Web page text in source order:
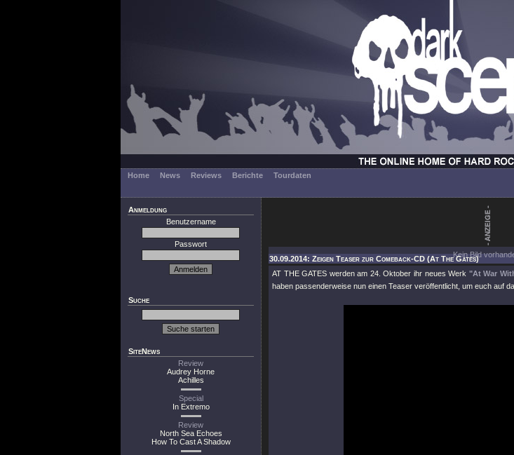
Home News Reviews Berichte
Tourdaten
Anmeldung
Benutzername
Passwort
Suche
SiteNews
Review
Audrey Horne
Achilles
Special
In Extremo
Review
North Sea Echoes
How To Cast A Shadow
Kein Bild
30.09.2014: Zeigen Teaser zur Comeback-CD (At The Gates)
AT THE GATES werden am 24. Oktober ihr neues Werk "At War
haben passenderweise nun einen Teaser veröffentlicht, um euch auf